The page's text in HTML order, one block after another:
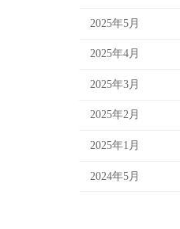
2025年5月
2025年4月
2025年3月
2025年2月
2025年1月
2024年5月